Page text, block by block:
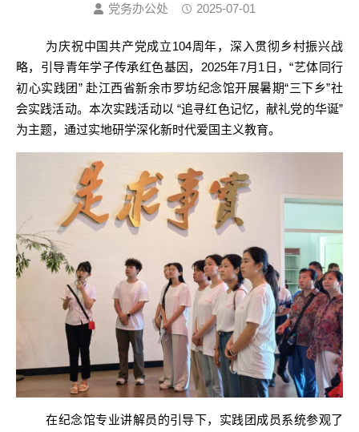
党务办公处 2025-07-01
为庆祝中国共产党成立104周年，深入贯彻乡村振兴战
略，引导青年学子传承红色基因，2025年7月1日，“艺体同行
初心实践团” 赴江西省新余市罗坊纪念馆开展暑期“三下乡”社
会实践活动。本次实践活动以 “追寻红色记忆，献礼党的华诞”
为主题，通过实地研学深化新时代爱国主义教育。
在纪念馆专业讲解员的引导下，实践团成员系统参观了